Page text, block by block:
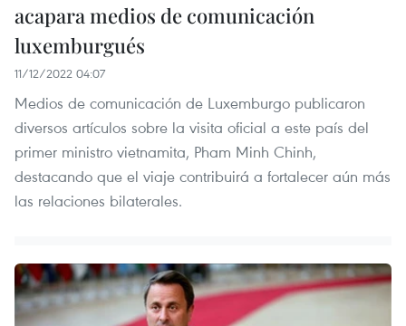
acapara medios de comunicación
luxemburgués
11/12/2022 04:07
Medios de comunicación de Luxemburgo publicaron
diversos artículos sobre la visita oficial a este país del
primer ministro vietnamita, Pham Minh Chinh,
destacando que el viaje contribuirá a fortalecer aún más
las relaciones bilaterales.